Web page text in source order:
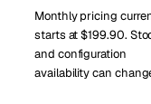
Monthly pricing
starts at $199.90.
and configuration
availability can